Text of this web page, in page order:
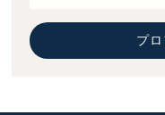
プ